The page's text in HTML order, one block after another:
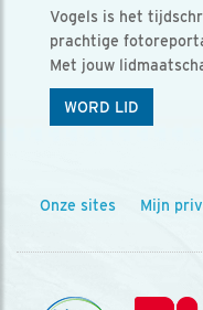
Vogels is het
prachtige
Met jouw
WORD LID
Onze sites Mijn